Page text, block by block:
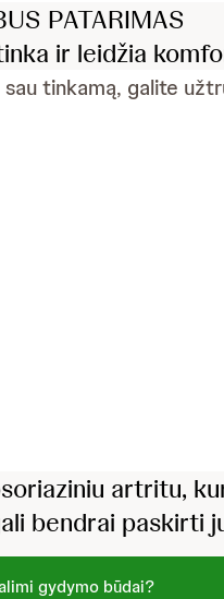
PATARIMAS
ir leidžia
tinkamą, galite
artritu,
bendrai paskirti
gydymo būdai?